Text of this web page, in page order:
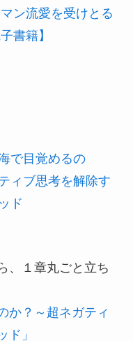
ン流愛を受けとる
書籍】
で目覚めるの
ィブ思考を解除す
ド
、１章丸ごと立ち
か？～超ネガティ
ド」